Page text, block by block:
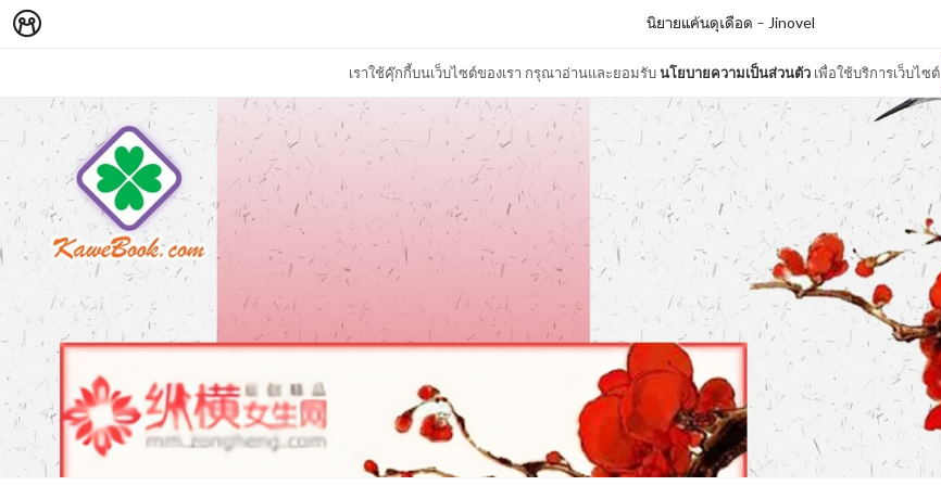
เราใช้คุ๊กกี้บนเว็บไซต์ของเรา กรุณาอ่านและยอมรับนโยบายความเป็นส่วนตัว เพื่อใช้บริการเว็บไซต์
นิยายแค้นดุเดือด – Jinovel